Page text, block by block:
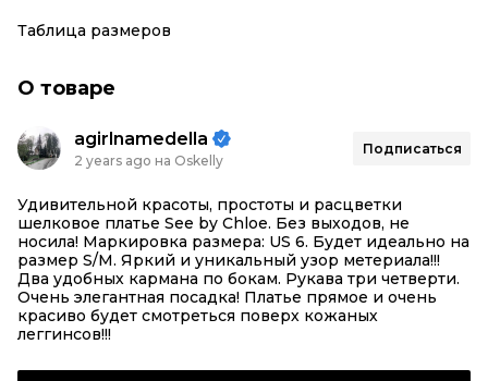
Таблица размеров
О товаре
agirlnamedella
2 years ago на Oskelly
Подписаться
Удивительной красоты, простоты и расцветки
шелковое платье See by Chloe. Без выходов, не
носила! Маркировка размера: US 6. Будет идеально на
размер S/M. Яркий и уникальный узор метериала!!!
Два удобных кармана по бокам. Рукава три четверти.
Очень элегантная посадка! Платье прямое и очень
красиво будет смотреться поверх кожаных
леггинсов!!!